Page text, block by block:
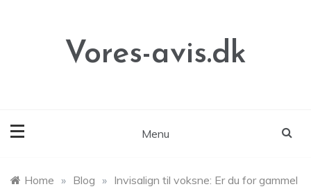
Vores-avis.dk
Menu
Home » Blog » Invisalign til voksne: Er du for gammel